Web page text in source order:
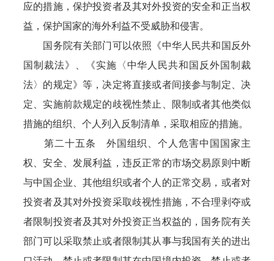
应的措施，保护投资者及其对外投资的安全和正当权
益，保护国家的海外利益不受威胁和侵害。
国务院有关部门可以依照《中华人民共和国反外
国制裁法》、《实施〈中华人民共和国反外国制裁
法〉的规定》等，决定将直接或者间接参与制定、决
定、实施前款规定的歧视性禁止、限制或者其他类似
措施的组织、个人列入反制清单，采取相应的措施。
第二十五条 外国组织、个人危害中国国家主
权、安全、发展利益，违反正常的市场交易原则中断
与中国企业、其他组织或者个人的正常交易，或者对
投资者及其对外投资采取歧视性措施，不合理剥夺或
者限制投资者及其对外投资正当权益的，国务院有关
部门可以采取禁止或者限制其从事与我国有关的进出